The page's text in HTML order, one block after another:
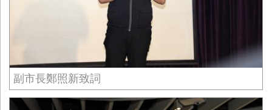
副市長鄭照新致詞